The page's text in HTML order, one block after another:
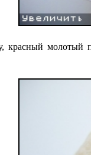
красный молотый